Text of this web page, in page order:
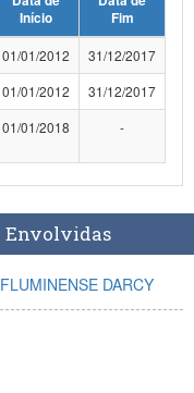
Início
Fim
01/01/2012
31/12/2017
01/01/2012
31/12/2017
01/01/2018 -
Envolvidas
DARCY